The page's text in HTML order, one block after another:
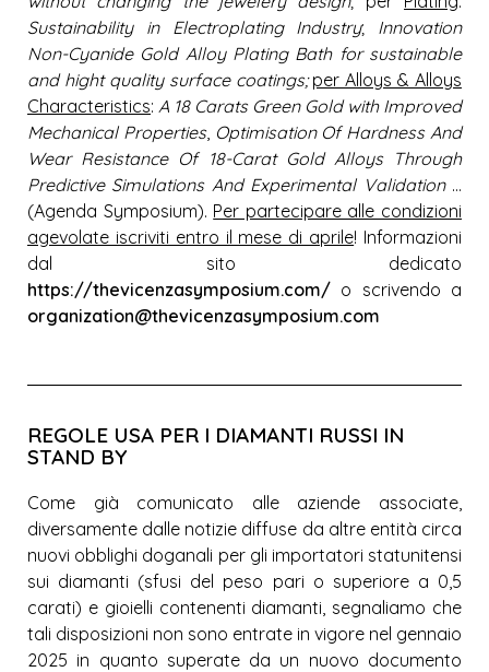
Sustainability in Electroplating Industry; Innovation
Non-Cyanide Gold Alloy Plating Bath for sustainable
and hight quality surface coatings;per Alloys & Alloys
Characteristics: A 18 Carats Green Gold with Improved
Mechanical Properties, Optimisation Of Hardness And
Wear Resistance Of 18-Carat Gold Alloys Through
Predictive Simulations And Experimental Validation…
(Agenda Symposium). Per partecipare alle condizioni
agevolate iscriviti entro il mese di aprile! Informazioni
dal sito dedicato
https://thevicenzasymposium.com/ o scrivendo a
organization@thevicenzasymposium.com
REGOLE USA PER I DIAMANTI RUSSI IN
STAND BY
Come già comunicato alle aziende associate,
diversamente dalle notizie diffuse da altre entità circa
nuovi obblighi doganali per gli importatori statunitensi
sui diamanti (sfusi del peso pari o superiore a 0,5
carati) e gioielli contenenti diamanti, segnaliamo che
tali disposizioni non sono entrate in vigore nel gennaio
2025 in quanto superate da un nuovo documento